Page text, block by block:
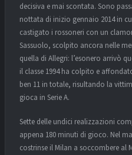
decisiva e mai scontata. Sono
nottata di inizio gennaio 2014 in
castigato i rossoneri con un
Sassuolo, scolpito ancora nelle
quella di Allegri: l’esonero arrivò
il classe 1994 ha colpito e
ben 11 in totale, risultando la
gioca in Serie A.
Sette delle undici realizzazioni
appena 180 minuti di gioco. Nel
costrinse il Milan a soccombere al